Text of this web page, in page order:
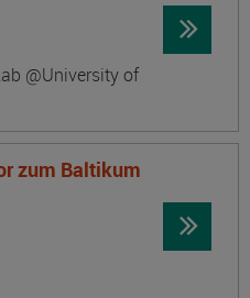
@University of
zum Baltikum